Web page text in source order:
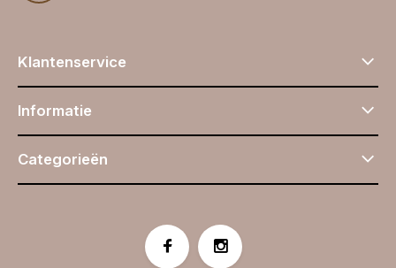
Klantenservice
Informatie
Categorieën